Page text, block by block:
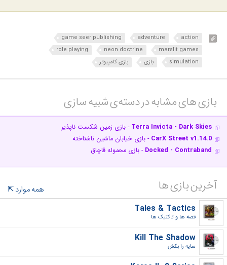
action
adventure
game seer publishing
marslit games
neon doctrine
role playing
simulation
بازی بازی کامپیوتر
بازی های مشابه در دسته‌ی‌ شبیه سازی‎
Terra Invicta - Dark Skies - بازی زمین شکست ناپذیر
CarX Street v1.14.0 - بازی خیابان ماشین ناشناخته
Docked - Contraband - بازی محموله قاچاق
آخرین بازی ها
همه موارد
Tales & Tactics
قصه ها و تاکتیک ها‎
Kill The Shadow
سایه را بکش‎